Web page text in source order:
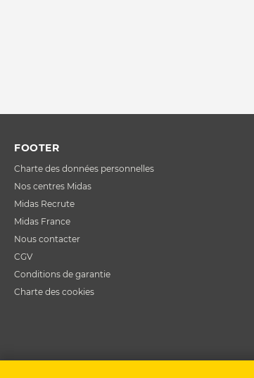
FOOTER
Charte des données personnelles
Nos centres Midas
Midas Recrute
Midas France
Nous contacter
CGV
Conditions de garantie
Charte des cookies